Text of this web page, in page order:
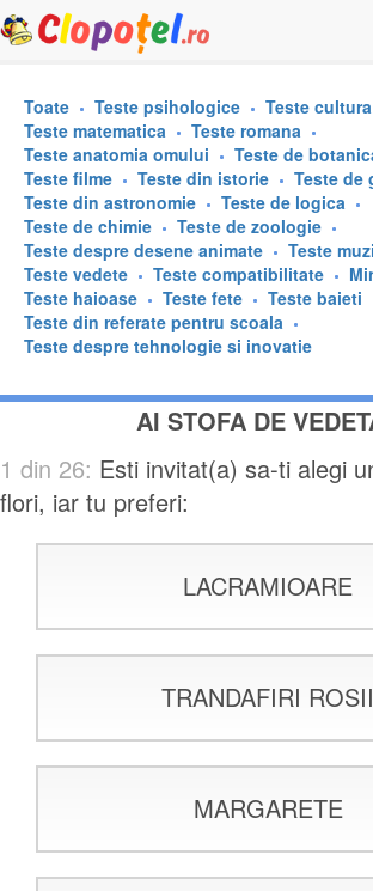
Toate Teste psihologice
Teste
Teste matematica
Teste romana
Teste anatomia omului
Teste de
Teste filme
Teste din istorie
Teste de
Teste din astronomie
Teste de logica
Teste de chimie
Teste de zoologie
Teste despre desene animate
Teste
Teste vedete
Teste compatibilitate
Teste haioase
Teste fete Teste baieti
Teste din referate pentru scoala
Teste despre tehnologie si inovatie
AI STOFA DE
1 din 26: Esti invitat(a) sa-ti alegi
flori, iar tu preferi:
LACRAMIOARE
TRANDAFIRI ROSII
MARGARETE